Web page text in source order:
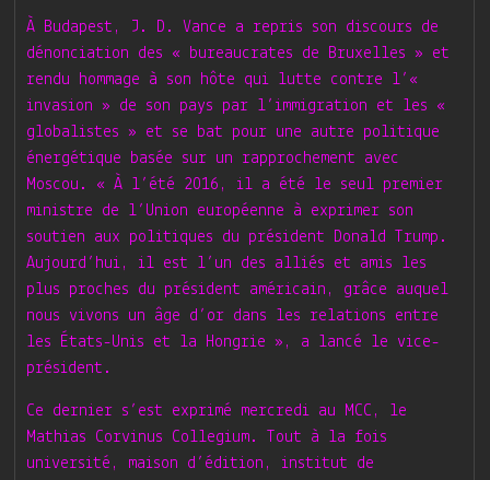
À Budapest, J. D. Vance a repris son discours de
dénonciation des « bureaucrates de Bruxelles » et
rendu hommage à son hôte qui lutte contre l’«
invasion » de son pays par l’immigration et les «
globalistes » et se bat pour une autre politique
énergétique basée sur un rapprochement avec
Moscou. « À l’été 2016, il a été le seul premier
ministre de l’Union européenne à exprimer son
soutien aux politiques du président Donald Trump.
Aujourd’hui, il est l’un des alliés et amis les
plus proches du président américain, grâce auquel
nous vivons un âge d’or dans les relations entre
les États-Unis et la Hongrie », a lancé le vice-
président.
Ce dernier s’est exprimé mercredi au MCC, le
Mathias Corvinus Collegium. Tout à la fois
université, maison d’édition, institut de